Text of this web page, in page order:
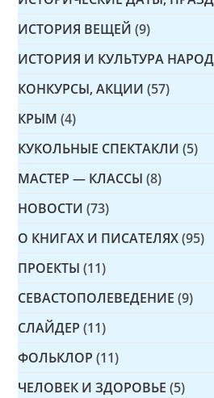
ИСТОРИЯ ВЕЩЕЙ (9)
ИСТОРИЯ И КУЛЬТУРА
КОНКУРСЫ, АКЦИИ (57)
КРЫМ (4)
КУКОЛЬНЫЕ СПЕКТАКЛИ (5)
МАСТЕР — КЛАССЫ (8)
НОВОСТИ (73)
О КНИГАХ И ПИСАТЕЛЯХ (95)
ПРОЕКТЫ (11)
СЕВАСТОПОЛЕВЕДЕНИЕ (9)
СЛАЙДЕР (11)
ФОЛЬКЛОР (11)
ЧЕЛОВЕК И ЗДОРОВЬЕ (5)